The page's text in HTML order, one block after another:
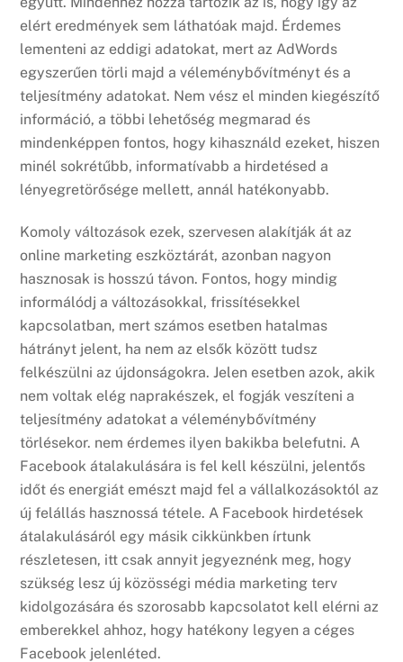
elért eredmények sem láthatóak majd. Érdemes
lementeni az eddigi adatokat, mert az AdWords
egyszerűen törli majd a véleménybővítményt és a
teljesítmény adatokat. Nem vész el minden kiegészítő
információ, a többi lehetőség megmarad és
mindenképpen fontos, hogy kihasználd ezeket, hiszen
minél sokrétűbb, informatívabb a hirdetésed a
lényegretörősége mellett, annál hatékonyabb.
Komoly változások ezek, szervesen alakítják át az
online marketing eszköztárát, azonban nagyon
hasznosak is hosszú távon. Fontos, hogy mindig
informálódj a változásokkal, frissítésekkel
kapcsolatban, mert számos esetben hatalmas
hátrányt jelent, ha nem az elsők között tudsz
felkészülni az újdonságokra. Jelen esetben azok, akik
nem voltak elég naprakészek, el fogják veszíteni a
teljesítmény adatokat a véleménybővítmény
törlésekor. nem érdemes ilyen bakikba belefutni. A
Facebook átalakulására is fel kell készülni, jelentős
időt és energiát emészt majd fel a vállalkozásoktól az
új felállás hasznossá tétele. A Facebook hirdetések
átalakulásáról egy másik cikkünkben írtunk
részletesen, itt csak annyit jegyeznénk meg, hogy
szükség lesz új közösségi média marketing terv
kidolgozására és szorosabb kapcsolatot kell elérni az
emberekkel ahhoz, hogy hatékony legyen a céges
Facebook jelenléted.